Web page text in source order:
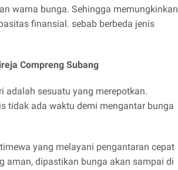
warna bunga. Sehingga memungkinkan
finansial. sebab berbeda jenis
Compreng Subang
adalah sesuatu yang merepotkan.
tidak ada waktu demi mengantar bunga
yang melayani pengantaran cepat
aman, dipastikan bunga akan sampai di